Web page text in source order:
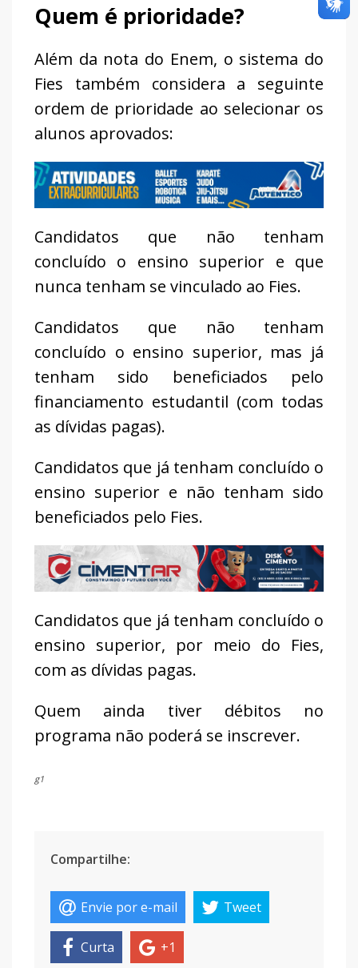
Quem é prioridade?
Além da nota do Enem, o sistema do
Fies também considera a seguinte
ordem de prioridade ao selecionar os
alunos aprovados:
Candidatos que não tenham
concluído o ensino superior e que
nunca tenham se vinculado ao Fies.
Candidatos que não tenham
concluído o ensino superior, mas já
tenham sido beneficiados pelo
financiamento estudantil (com todas
as dívidas pagas).
Candidatos que já tenham concluído o
ensino superior e não tenham sido
beneficiados pelo Fies.
Candidatos que já tenham concluído o
ensino superior, por meio do Fies,
com as dívidas pagas.
Quem ainda tiver débitos no
programa não poderá se inscrever.
g1
Compartilhe:
Envie por e-mail Tweet
Curta +1